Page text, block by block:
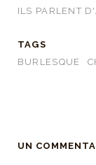
ILS PARLENT
TAGS
BURLESQUE
UN